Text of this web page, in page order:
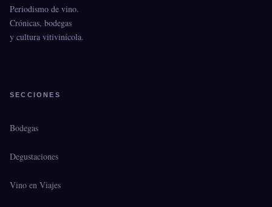
Periodismo de vino.
Crónicas, bodegas
y cultura vitivinícola.
SECCIONES
Bodegas
Degustaciones
Vino en Viajes